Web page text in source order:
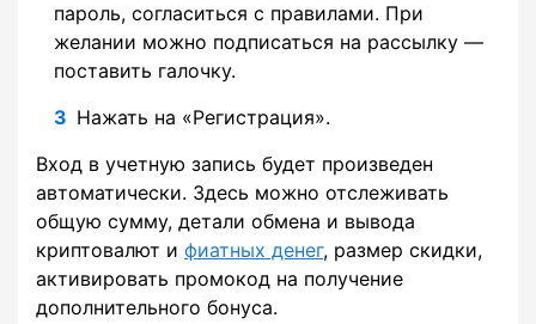
пароль, согласиться с правилами. При
желании можно подписаться на рассылку —
поставить галочку.
Нажать на «Регистрация».
Вход в учетную запись будет произведен
автоматически. Здесь можно отслеживать
общую сумму, детали обмена и вывода
криптовалют и фиатных денег, размер скидки,
активировать промокод на получение
дополнительного бонуса.